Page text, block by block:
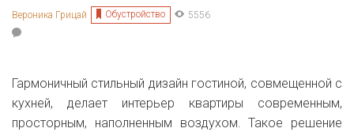
Вероника Грицай Обустройство 5556
Гармоничный стильный дизайн гостиной, совмещенной с
кухней, делает интерьер квартиры современным,
просторным, наполненным воздухом. Такое решение